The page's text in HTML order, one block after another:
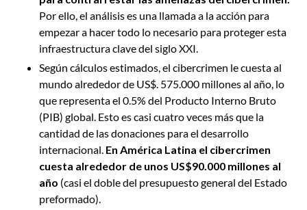
Por ello, el análisis es una llamada a la acción para
empezar a hacer todo lo necesario para proteger esta
infraestructura clave del siglo XXI.
Según cálculos estimados, el cibercrimen le cuesta al
mundo alrededor de US$. 575.000 millones al año, lo
que representa el 0.5% del Producto Interno Bruto
(PIB) global. Esto es casi cuatro veces más que la
cantidad de las donaciones para el desarrollo
internacional. En América Latina el cibercrimen
cuesta alrededor de unos US$90.000 millones al
año (casi el doble del presupuesto general del Estado
preformado).